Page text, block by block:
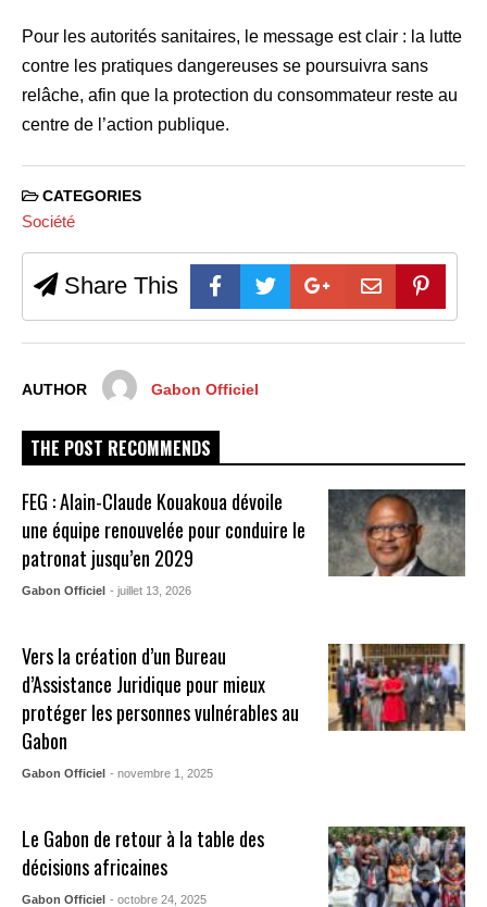
Pour les autorités sanitaires, le message est clair : la lutte
contre les pratiques dangereuses se poursuivra sans
relâche, afin que la protection du consommateur reste au
centre de l’action publique.
CATEGORIES
Société
Share This
AUTHOR Gabon Officiel
THE POST RECOMMENDS
FEG : Alain-Claude Kouakoua dévoile
une équipe renouvelée pour conduire le
patronat jusqu’en 2029
Gabon Officiel - juillet 13, 2026
Vers la création d’un Bureau
d’Assistance Juridique pour mieux
protéger les personnes vulnérables au
Gabon
Gabon Officiel - novembre 1, 2025
Le Gabon de retour à la table des
décisions africaines
Gabon Officiel - octobre 24, 2025